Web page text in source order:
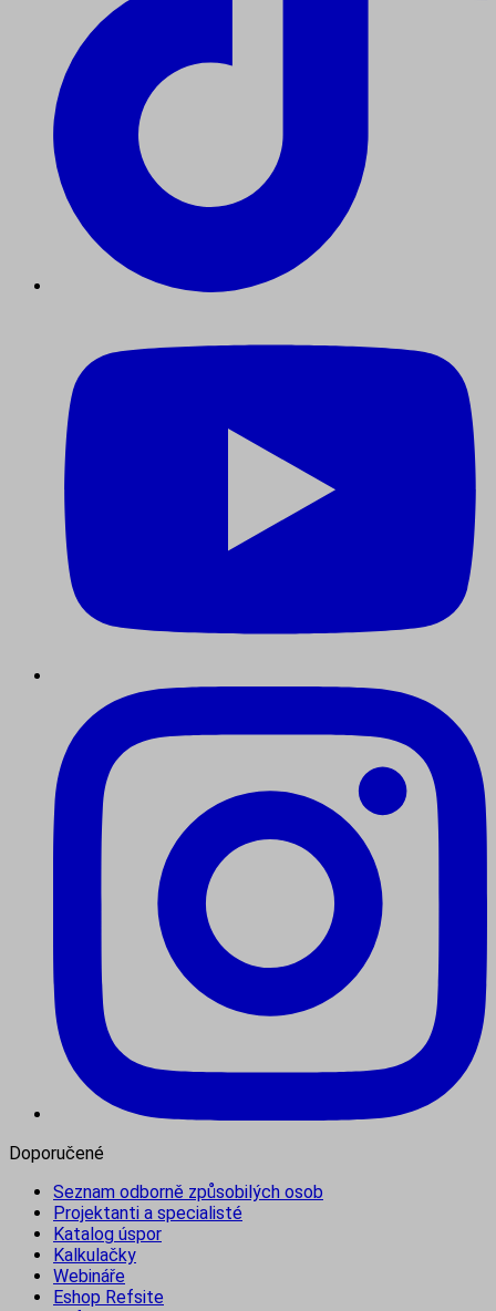
Doporučené
Seznam odborně způsobilých osob
Projektanti a specialisté
Katalog úspor
Kalkulačky
Webináře
Eshop Refsite